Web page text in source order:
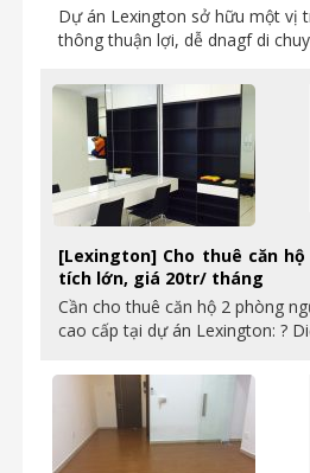
Dự án Lexington sở hữu một vị
thông thuận lợi, dễ dnagf di
[Lexington] Cho thuê căn
tích lớn, giá 20tr/ tháng
Cần cho thuê căn hộ 2 phòng
cao cấp tại dự án Lexington: ?